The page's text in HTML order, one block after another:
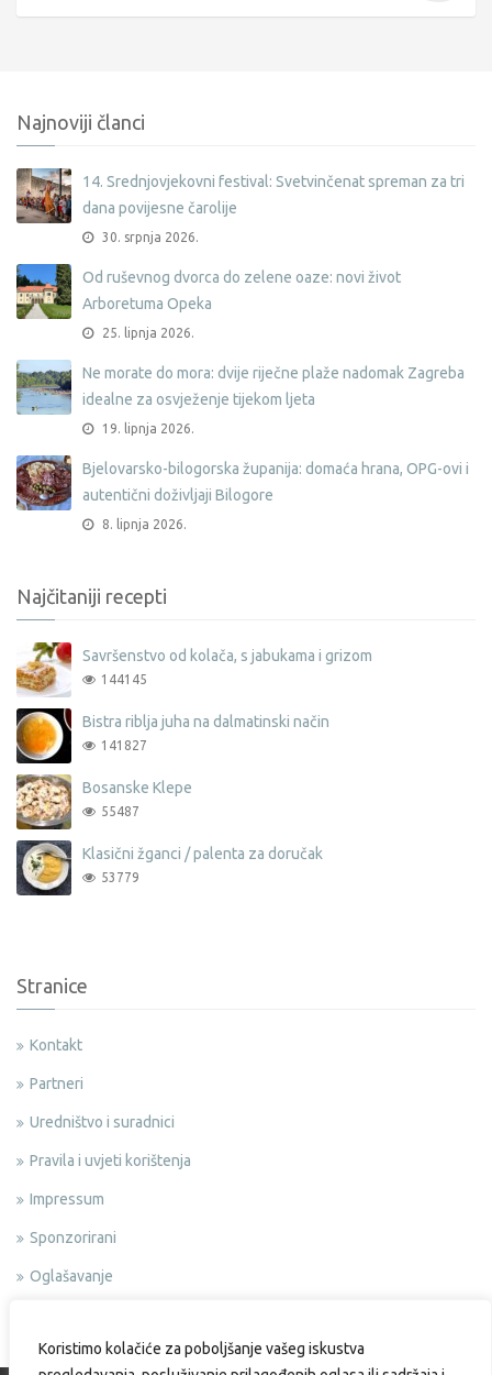
Koristimo kolačiće za poboljšanje vašeg iskustva
Najnoviji članci
14. Srednjovjekovni festival: Svetvinčenat spreman za tri
dana povijesne čarolije
30. srpnja 2026.
Od ruševnog dvorca do zelene oaze: novi život
Arboretuma Opeka
25. lipnja 2026.
Ne morate do mora: dvije riječne plaže nadomak Zagreba
idealne za osvježenje tijekom ljeta
19. lipnja 2026.
Bjelovarsko-bilogorska županija: domaća hrana, OPG-ovi i
autentični doživljaji Bilogore
8. lipnja 2026.
Najčitaniji recepti
Savršenstvo od kolača, s jabukama i grizom
144145
Bistra riblja juha na dalmatinski način
141827
Bosanske Klepe
55487
Klasični žganci / palenta za doručak
53779
Stranice
Kontakt
Partneri
Uredništvo i suradnici
Pravila i uvjeti korištenja
Impressum
Sponzorirani
Oglašavanje